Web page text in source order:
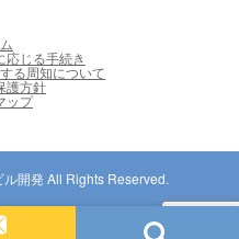
応じる手続き
る周知について
護方針
ップ
開発 All Rights Reserved.